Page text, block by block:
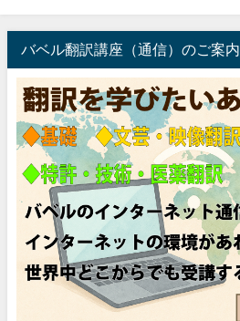
バベル翻訳講座（通信）のご案内